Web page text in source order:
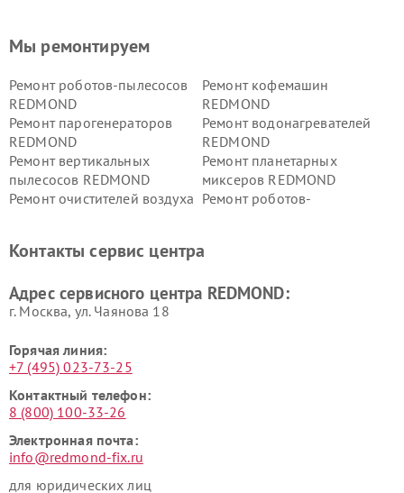
Мы ремонтируем
Ремонт роботов-пылесосов
REDMOND
Ремонт кофемашин
REDMOND
Ремонт парогенераторов
REDMOND
Ремонт водонагревателей
REDMOND
Ремонт вертикальных
пылесосов REDMOND
Ремонт планетарных
миксеров REDMOND
Ремонт очистителей воздуха Ремонт роботов-
Контакты сервис центра
Адрес сервисного центра REDMOND:
г. Москва, ул. Чаянова 18
Горячая линия:
+7 (495) 023-73-25
Контактный телефон:
8 (800) 100-33-26
Электронная почта:
info@redmond-fix.ru
для юридических лиц